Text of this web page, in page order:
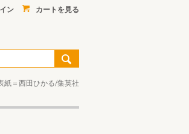
ン カートを見る
紙＝西田ひかる/集英社